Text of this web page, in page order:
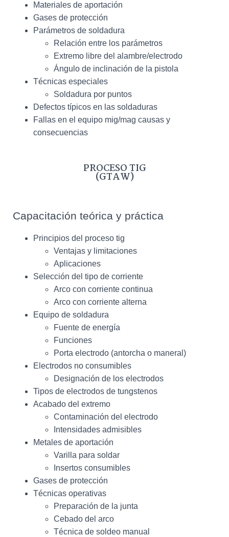
Materiales de aportación
Gases de protección
Parámetros de soldadura
Relación entre los parámetros
Extremo libre del alambre/electrodo
Ángulo de inclinación de la pistola
Técnicas especiales
Soldadura por puntos
Defectos típicos en las soldaduras
Fallas en el equipo mig/mag causas y
consecuencias
PROCESO TIG
(GTAW)
Capacitación teórica y práctica
Principios del proceso tig
Ventajas y limitaciones
Aplicaciones
Selección del tipo de corriente
Arco con corriente continua
Arco con corriente alterna
Equipo de soldadura
Fuente de energía
Funciones
Porta electrodo (antorcha o maneral)
Electrodos no consumibles
Designación de los electrodos
Tipos de electrodos de tungstenos
Acabado del extremo
Contaminación del electrodo
Intensidades admisibles
Metales de aportación
Varilla para soldar
Insertos consumibles
Gases de protección
Técnicas operativas
Preparación de la junta
Cebado del arco
Técnica de soldeo manual